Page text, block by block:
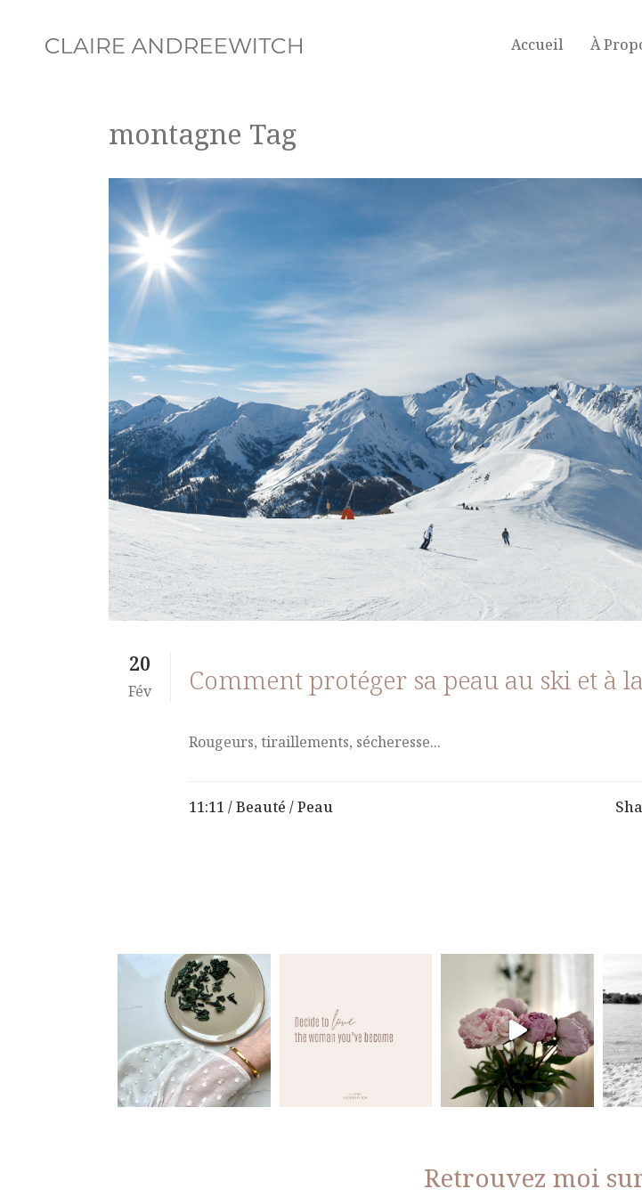
Accueil À
montagne Tag
20
Fév Comment protéger sa peau au ski et à
Rougeurs, tiraillements, sécheresse...
11:11 /Beauté /Peau
Retrouvez moi